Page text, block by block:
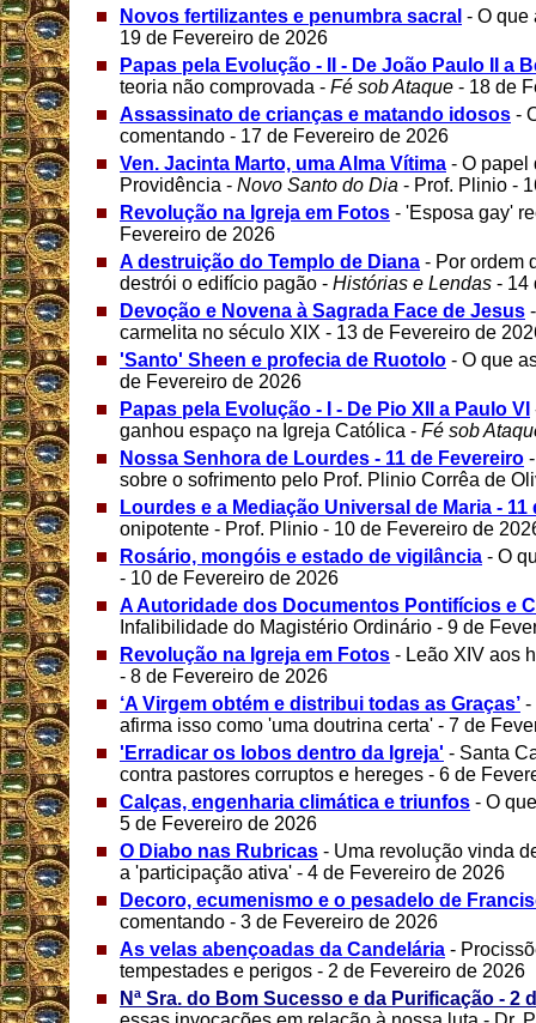
Novos fertilizantes e penumbra sacral - O que
19 de Fevereiro de 2026
Papas pela Evolução - II - De João Paulo II a
teoria não comprovada - Fé sob Ataque - 18 de
Assassinato de crianças e matando idosos -
comentando - 17 de Fevereiro de 2026
Ven. Jacinta Marto, uma Alma Vítima - O papel
Providência - Novo Santo do Dia - Prof. Plinio -
Revolução na Igreja em Fotos - 'Esposa gay'
Fevereiro de 2026
A destruição do Templo de Diana - Por ordem
destrói o edifício pagão - Histórias e Lendas - 14
Devoção e Novena à Sagrada Face de Jesus
carmelita no século XIX - 13 de Fevereiro de
'Santo' Sheen e profecia de Ruotolo - O que
de Fevereiro de 2026
Papas pela Evolução - I - De Pio XII a Paulo VI
ganhou espaço na Igreja Católica - Fé sob
Nossa Senhora de Lourdes - 11 de Fevereiro
sobre o sofrimento pelo Prof. Plinio Corrêa de
Lourdes e a Mediação Universal de Maria - 11
onipotente - Prof. Plinio - 10 de Fevereiro de
Rosário, mongóis e estado de vigilância - O
- 10 de Fevereiro de 2026
A Autoridade dos Documentos Pontifícios e
Infalibilidade do Magistério Ordinário - 9 de
Revolução na Igreja em Fotos - Leão XIV aos
- 8 de Fevereiro de 2026
‘A Virgem obtém e distribui todas as Graças’ -
afirma isso como 'uma doutrina certa' - 7 de
'Erradicar os lobos dentro da Igreja' - Santa
contra pastores corruptos e hereges - 6 de
Calças, engenharia climática e triunfos - O
5 de Fevereiro de 2026
O Diabo nas Rubricas - Uma revolução vinda
a 'participação ativa' - 4 de Fevereiro de 2026
Decoro, ecumenismo e o pesadelo de
comentando - 3 de Fevereiro de 2026
As velas abençoadas da Candelária -
tempestades e perigos - 2 de Fevereiro de 2026
Nª Sra. do Bom Sucesso e da Purificação - 2